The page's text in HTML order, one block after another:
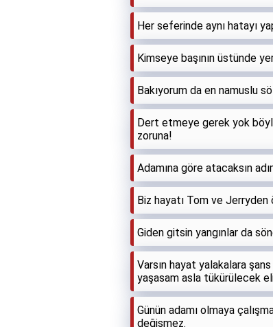
Her seferinde aynı hatayı
Kimseye başının üstünde
Bakıyorum da en namuslu
Dert etmeye gerek yok
zoruna!
Adamına göre atacaksın
Biz hayatı Tom ve Jerryden
Giden gitsin yangınlar da
Varsın hayat yalakalara
yaşasam asla tükürülecek
Günün adamı olmaya
değişmez.